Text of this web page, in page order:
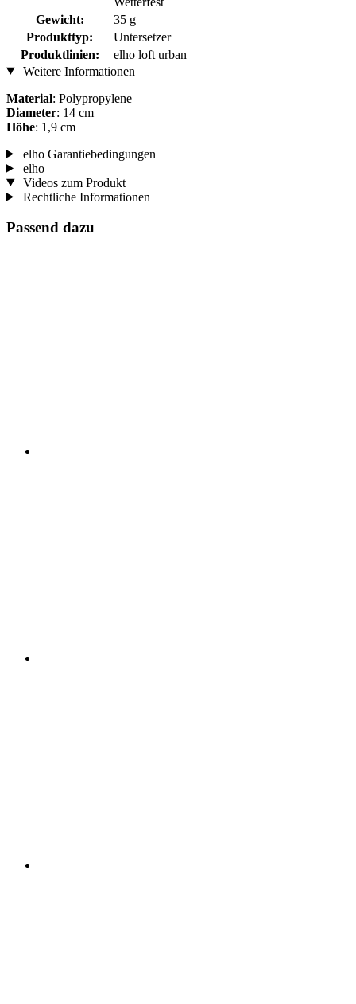
Gewicht:
35 g
Produkttyp:
Untersetzer
Produktlinien:
elho loft urban
Weitere Informationen
Material: Polypropylene
Diameter: 14 cm
Höhe: 1,9 cm
elho Garantiebedingungen
elho
Videos zum Produkt
Rechtliche Informationen
Passend dazu